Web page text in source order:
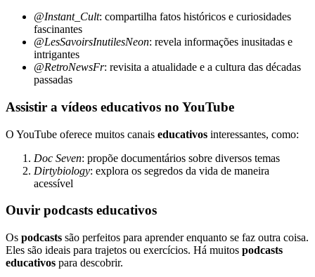
@Instant_Cult: compartilha fatos históricos e curiosidades
fascinantes
@LesSavoirsInutilesNeon: revela informações inusitadas e
intrigantes
@RetroNewsFr: revisita a atualidade e a cultura das décadas
passadas
Assistir a vídeos educativos no YouTube
O YouTube oferece muitos canais educativos interessantes, como:
Doc Seven: propõe documentários sobre diversos temas
Dirtybiology: explora os segredos da vida de maneira
acessível
Ouvir podcasts educativos
Os podcasts são perfeitos para aprender enquanto se faz outra coisa.
Eles são ideais para trajetos ou exercícios. Há muitos podcasts
educativos para descobrir.